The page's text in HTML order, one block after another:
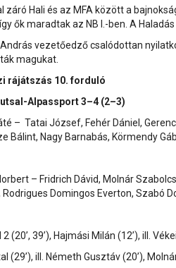
záró Hali és az MFA között a
ők maradtak az NB I.-ben. A
vezetőedző csalódottan
magukat.
rájátszás 10. forduló
Alpassport 3–4 (2–3)
– Tatai József, Fehér Dániel,
Bálint, Nagy Barnabás, Körmendy
– Fridrich Dávid, Molnár
Domingos Everton, Szabó
2 (20’, 39’), Hajmási Milán (12’), ill.
(29’), ill. Németh Gusztáv (20’),